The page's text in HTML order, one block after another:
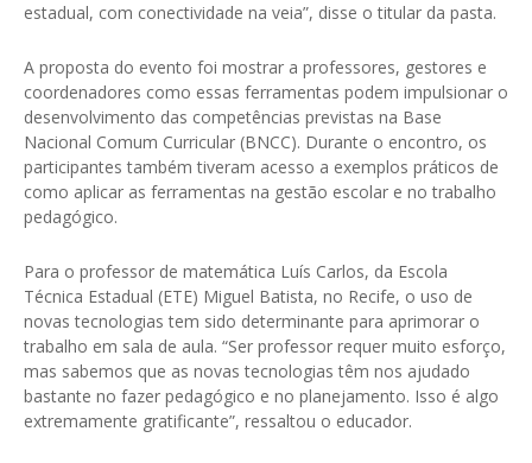
estadual, com conectividade na veia”, disse o titular da pasta.
A proposta do evento foi mostrar a professores, gestores e
coordenadores como essas ferramentas podem impulsionar o
desenvolvimento das competências previstas na Base
Nacional Comum Curricular (BNCC). Durante o encontro, os
participantes também tiveram acesso a exemplos práticos de
como aplicar as ferramentas na gestão escolar e no trabalho
pedagógico.
Para o professor de matemática Luís Carlos, da Escola
Técnica Estadual (ETE) Miguel Batista, no Recife, o uso de
novas tecnologias tem sido determinante para aprimorar o
trabalho em sala de aula. “Ser professor requer muito esforço,
mas sabemos que as novas tecnologias têm nos ajudado
bastante no fazer pedagógico e no planejamento. Isso é algo
extremamente gratificante”, ressaltou o educador.